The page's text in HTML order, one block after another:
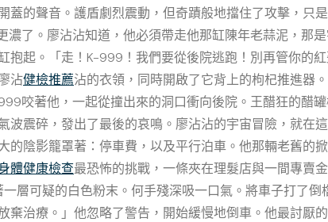
蓋的聲音。護盾劇烈震動，但奇蹟般地擋住了攻擊，只
濃了。廖沾沾知道，他必須帶走他那缸陳年老蒜泥，那
抱起。「走！K-999！我們要從後院逃跑！別再管你的
沾健檢推薦沾的衣領，同時開啟了它背上的枸杞推進器
咬著他，一起從撞出來的洞口衝向後院。王醋狂的醋
波震碎，發出了最後的哀鳴。廖沾沾的宇宙冒險，就在
的陰影籠罩著：停車費，以及平行泊車。他那輛老舊的
體健康檢查最恐怖的挑戰，一條夾在理髮店與一間專賣
一層可疑的白色粉末。何手殘深吸一口氣。將車子打了
棄治療。」他忽略了警告，開始緩慢地倒車。他最討厭